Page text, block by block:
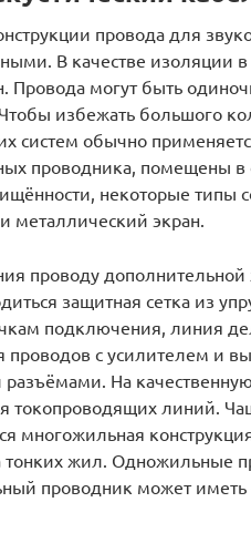
провода для
В качестве изоляции
Провода могут быть
избежать большого
систем обычно
проводника, помещены
некоторые типы
металлический экран.
проводу дополнительной
защитная сетка из
подключения, линия
проводов с усилителем и
На
токопроводящих линий.
многожильная
тонких жил. Одножильные
проводник может